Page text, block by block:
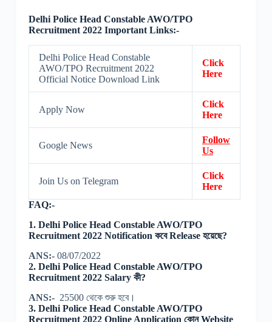
Delhi Police Head Constable AWO/TPO
Recruitment 2022 Important Links:-
Delhi Police Head Constable
AWO/TPO Recruitment 2022
Official Notice Download Link
Click
Here
Apply Now
Click
Here
Google News
Follow
Us
Join Us on Telegram
Click
Here
FAQ:-
1. Delhi Police Head Constable AWO/TPO
Recruitment 2022 Notification কবে Release হয়েছে?
ANS:- 08/07/2022
2. Delhi Police Head Constable AWO/TPO
Recruitment 2022 Salary কী?
ANS:- 25500 থেকে শুরু হবে।
3. Delhi Police Head Constable AWO/TPO
Recruitment 2022 Online Application কোন Website